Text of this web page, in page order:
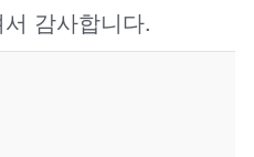
감사합니다.